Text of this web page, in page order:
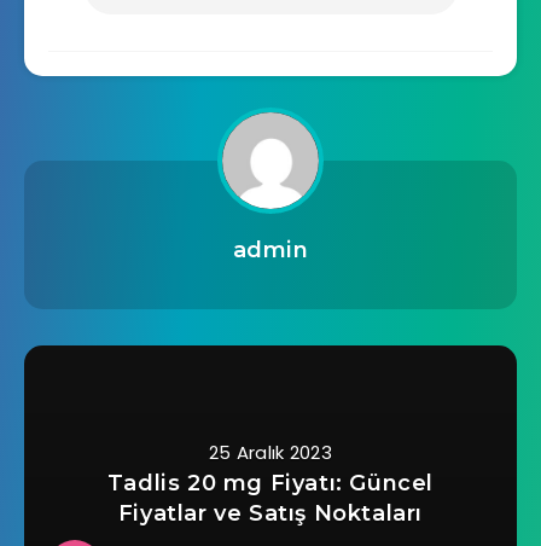
admin
25 Aralık 2023
Tadlis 20 mg Fiyatı: Güncel
Fiyatlar ve Satış Noktaları